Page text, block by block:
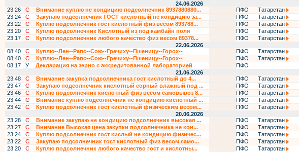
24.06.2026
23:26
С Внимание куплю не кондицию подсолнечник 8937880880... ПФО Татарстан
23:24
С Закупаю подсолнечник ГОСТ кислотный не кондицию за... ПФО Татарстан
23:22
С Куплю подсолнечник гост кислотный физ весом 893788... ПФО Татарстан
23:20
С Куплю подсолнечник Кислотный из под камбайн поля ПФО Татарстан
23:17
С Куплю подсолнечник любого качество физ весом 89378... ПФО Татарстан
22.06.2026
08:40
С Куплю--Лен--Рапс--Сою--Гречиху--Пшеницу--Горох-- ПФО Татарстан
08:40
С Куплю--Лен--Рапс--Сою--Гречиху--Пшеницу--Горох-- ПФО Татарстан
08:17
У Декларация на зерно с аккредитованной лабораторией ПФО
21.06.2026
23:48
С Внимание закупка подсолнечника гост кислотный до 4... ПФО Татарстан
23:47
С Закупаю подсолнечник кислотный сорный влажный под ... ПФО Татарстан
23:46
С Куплю подсолнечник кислотный физ весом самовывоз 8... ПФО Татарстан
23:44
С Внимание куплю подсолнечник не кондицию кислотный ... ПФО Татарстан
23:42
С Куплю подсолнечник гост кислотный физическим весом... ПФО Татарстан
20.06.2026
23:28
С Внимание закупаю не кондицию подсолнечник высокая ... ПФО Татарстан
23:27
С Внимание Высокая цена закупки подсолнечника не кон... ПФО Татарстан
23:24
С Куплю подсолнечник гост кислый не кондицию физичес... ПФО Татарстан
23:22
С Закупаю подсолнечник гост кислотный физ весом само... ПФО Татарстан
23:20
С Куплю подсолнечник любого качество гост и кислотны... ПФО Татарстан